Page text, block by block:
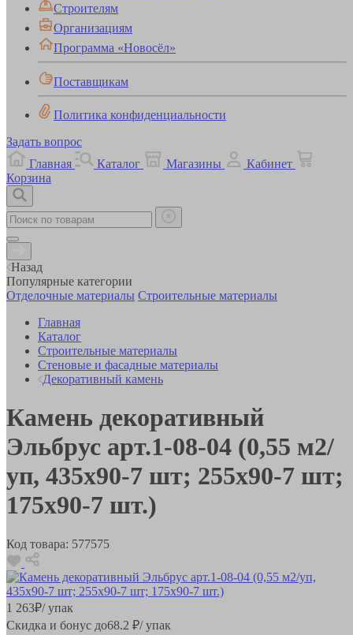
Строителям
Организациям
Программа «Новосёл»
Поставщикам
Политика конфиденциальности
Задать вопрос
Главная
Каталог Магазины
Кабинет
Корзина
Назад
Популярные категории
Отделочные материалы Строительные материалы
Главная
Каталог
Строительные материалы
Стеновые и фасадные материалы
Декоративный камень
Камень декоративный
Эльбрус арт.1-08-04 (0,55 м2/
уп, 435х90-7 шт; 255х90-7 шт;
175х90-7 шт.)
Код товара: 577575
1 263₽/ упак
Скидка и бонус до68.2 ₽/ упак